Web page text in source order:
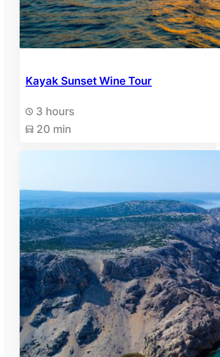
Kayak Sunset Wine Tour
3 hours
20 min